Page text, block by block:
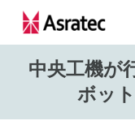
中央工機が
ボッ